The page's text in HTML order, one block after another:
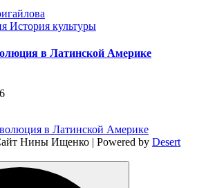
История культуры
в Латинской Америке
Нины Ищенко | Powered by Desert